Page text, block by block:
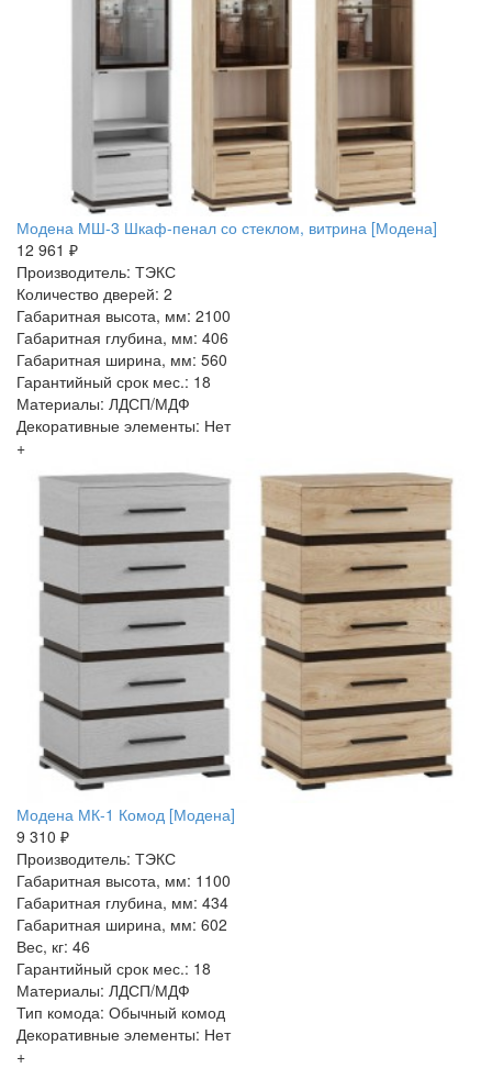
Модена МШ-3 Шкаф-пенал со стеклом, витрина [Модена]
12 961 ₽
Производитель: ТЭКС
Количество дверей: 2
Габаритная высота, мм: 2100
Габаритная глубина, мм: 406
Габаритная ширина, мм: 560
Гарантийный срок мес.: 18
Материалы: ЛДСП/МДФ
Декоративные элементы: Нет
+
Модена МК-1 Комод [Модена]
9 310 ₽
Производитель: ТЭКС
Габаритная высота, мм: 1100
Габаритная глубина, мм: 434
Габаритная ширина, мм: 602
Вес, кг: 46
Гарантийный срок мес.: 18
Материалы: ЛДСП/МДФ
Тип комода: Обычный комод
Декоративные элементы: Нет
+